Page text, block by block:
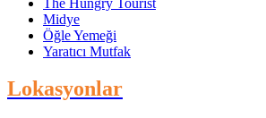
Midye
Öğle Yemeği
Yaratıcı Mutfak
Lokasyonlar